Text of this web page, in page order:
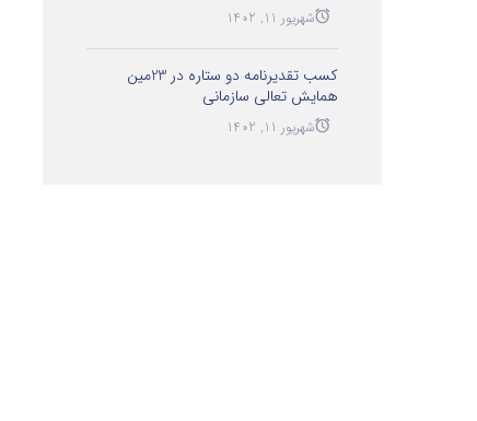
شهریور 11, 1402
کسب تقدیرنامه دو ستاره در 23مین
همایش تعالی سازمانی
شهریور 11, 1402